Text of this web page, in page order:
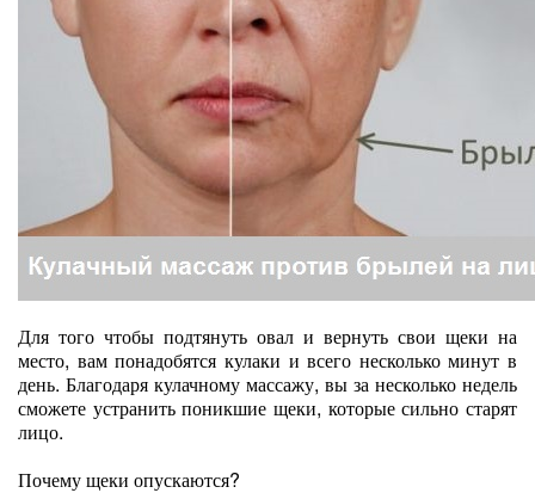
Для того чтобы подтянуть овал и вернуть свои щеки на
место, вам понадобятся кулаки и всего несколько минут в
день. Благодаря кулачному массажу, вы за несколько недель
сможете устранить поникшие щеки, которые сильно старят
лицо.
Почему щеки опускаются?